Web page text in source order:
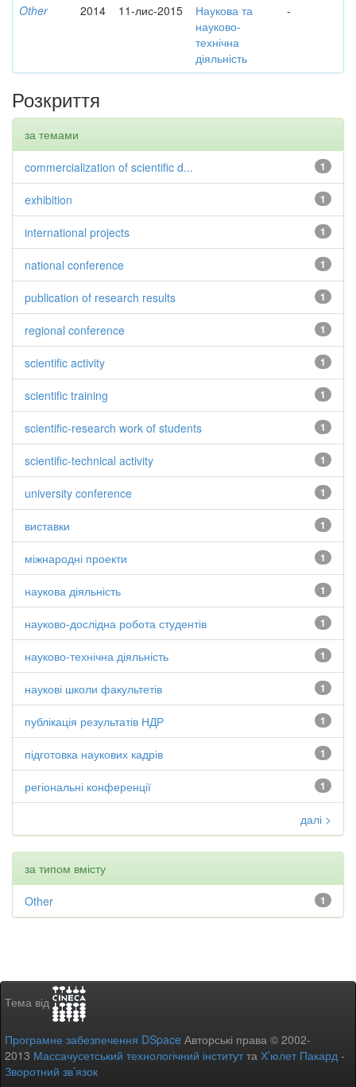
Other 2014 11-лис-2015
Наукова та
науково-
технічна
діяльність
-
Розкриття
за темами
1
commercialization of scientific d...
1
exhibition
1
international projects
1
national conference
1
publication of research results
1
regional conference
1
scientific activity
1
scientific training
1
scientific-research work of students
1
scientific-technical activity
1
university conference
1
виставки
1
міжнародні проекти
1
наукова діяльність
1
науково-дослідна робота студентів
1
науково-технічна діяльність
1
наукові школи факультетів
1
публікація результатів НДР
1
підготовка наукових кадрів
1
регіональні конференції
далі >
за типом вмісту
1
Other
Тема від
Програмне забезпечення DSpace Авторські права © 2002-
2013 Массачусетський технологічний інститутта Х’юлет Пакард -
Зворотний зв’язок